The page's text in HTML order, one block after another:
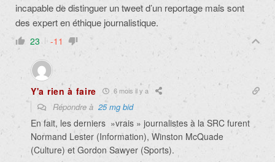
incapable de distinguer un tweet d’un reportage mais sont
des expert en éthique journalistique.
23 -11
Y'a rien à faire 6 mois il y a
Répondre à 25 mg bid
En fait, les derniers »vrais » journalistes à la SRC furent
Normand Lester (Information), Winston McQuade
(Culture) et Gordon Sawyer (Sports).